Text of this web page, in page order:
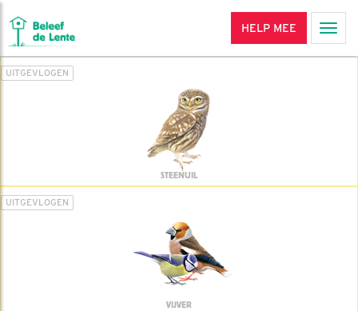
HELP MEE
UITGEVLOGEN
STEENUIL
UITGEVLOGEN
VIJVER